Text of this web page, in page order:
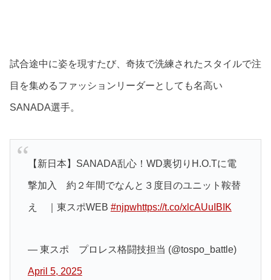
試合途中に姿を現すたび、奇抜で洗練されたスタイルで注
目を集めるファッションリーダーとしても名高い
SANADA選手。
【新日本】SANADA乱心！WD裏切りH.O.Tに電
撃加入 約２年間でなんと３度目のユニット鞍替
え ｜東スポWEB #njpwhttps://t.co/xlcAUuIBIK
— 東スポ プロレス格闘技担当 (@tospo_battle)
April 5, 2025